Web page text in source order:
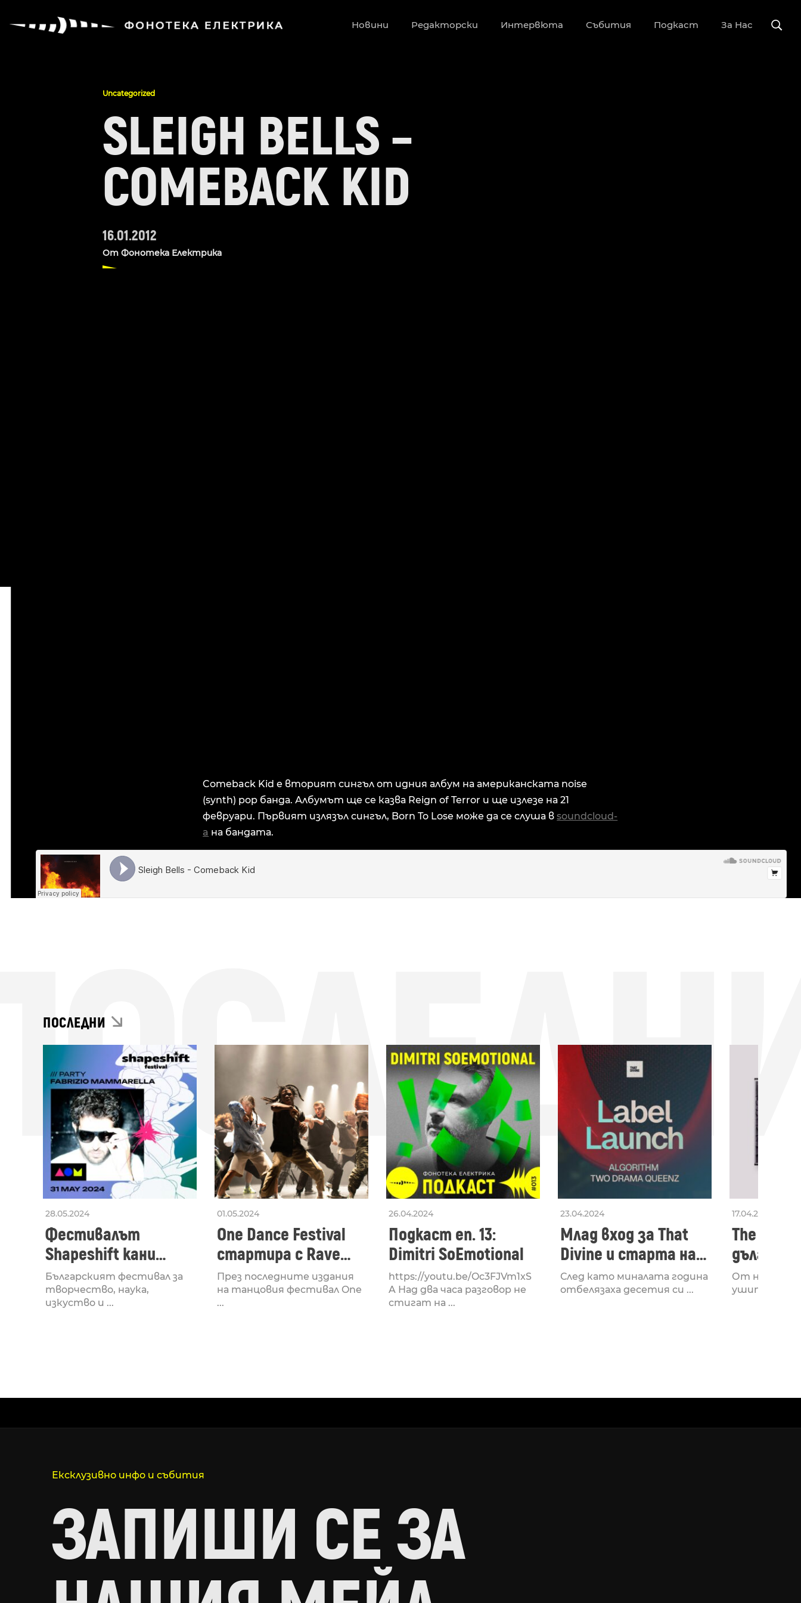
Новини Редакторски Интервюта Събития Подкаст За Нас
Uncategorized
SLEIGH BELLS –
COMEBACK KID
16.01.2012
От Фонотека Електрика
Comeback Kid е вторият сингъл от идния албум на американската noise
(synth) pop банда. Албумът ще се казва Reign of Terror и ще излезе на 21
февруари. Първият излязъл сингъл, Born To Lose може да се слуша вsoundcloud-
a на бандата.
ПОСЛЕДНИ
28.05.2024
Фестивалът
Shapeshift кани
Fabrizio Mammarella
за откриването си
Българският фестивал за
творчество, наука,
изкуство и ...
01.05.2024
One Dance Festival
стартира с Rave
Lucid, посветен на
рейв културата
През последните издания
на танцовия фестивал One
...
26.04.2024
Подкаст еп. 13:
Dimitri SoEmotional
https://youtu.be/Oc3FJVm1xS
A Над два часа разговор не
стигат на ...
23.04.2024
Млад вход за That
Divine и старта на
лейбъла им
След като миналата година
отбелязаха десетия си ...
17.04.2024
The
втори
излезе
От няколко
ушите и
Ексклузивно инфо и събития
ЗАПИШИ СЕ ЗА